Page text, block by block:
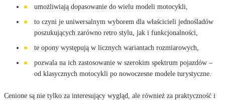
umożliwiają dopasowanie do wielu modeli motocykli,
to czyni je uniwersalnym wyborem dla właścicieli jednośladów
poszukujących zarówno retro stylu, jak i funkcjonalności,
te opony występują w licznych wariantach rozmiarowych,
pozwala na ich zastosowanie w szerokim spektrum pojazdów –
od klasycznych motocykli po nowoczesne modele turystyczne.
Cenione są nie tylko za interesujący wygląd, ale również za praktyczność i